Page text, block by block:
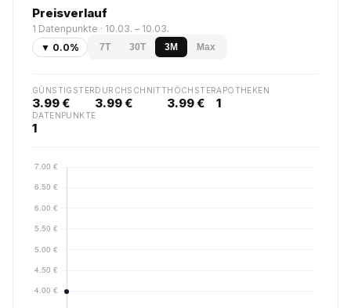
Preisverlauf
1 Datenpunkte · 10.03. – 10.03.
▼ 0.0%
7T 30T 3M Max
GÜNSTIGSTER
3.99 €
DURCHSCHNITT
3.99 €
HÖCHSTER
3.99 €
APOTHEKEN
1
DATENPUNKTE
1